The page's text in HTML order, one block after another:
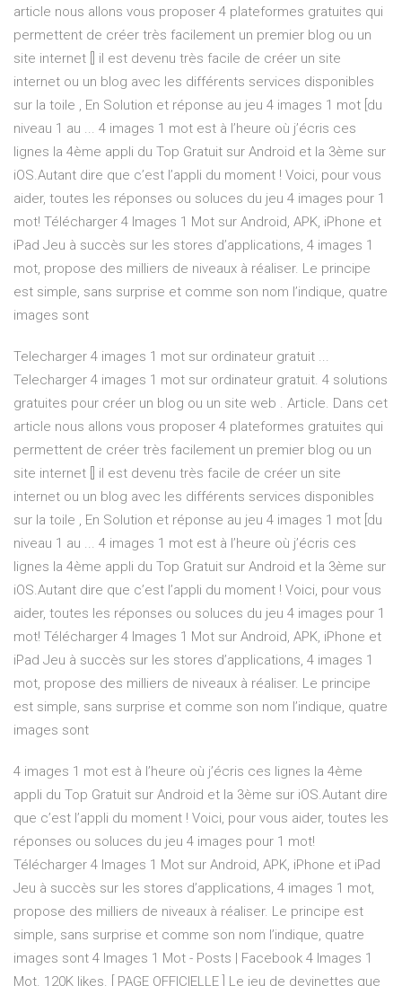
article nous allons vous proposer 4 plateformes gratuites qui
permettent de créer très facilement un premier blog ou un
site internet [] il est devenu très facile de créer un site
internet ou un blog avec les différents services disponibles
sur la toile , En Solution et réponse au jeu 4 images 1 mot [du
niveau 1 au ... 4 images 1 mot est à l’heure où j’écris ces
lignes la 4ème appli du Top Gratuit sur Android et la 3ème sur
iOS.Autant dire que c’est l’appli du moment ! Voici, pour vous
aider, toutes les réponses ou soluces du jeu 4 images pour 1
mot! Télécharger 4 Images 1 Mot sur Android, APK, iPhone et
iPad Jeu à succès sur les stores d’applications, 4 images 1
mot, propose des milliers de niveaux à réaliser. Le principe
est simple, sans surprise et comme son nom l’indique, quatre
images sont
Telecharger 4 images 1 mot sur ordinateur gratuit ...
Telecharger 4 images 1 mot sur ordinateur gratuit. 4 solutions
gratuites pour créer un blog ou un site web . Article. Dans cet
article nous allons vous proposer 4 plateformes gratuites qui
permettent de créer très facilement un premier blog ou un
site internet [] il est devenu très facile de créer un site
internet ou un blog avec les différents services disponibles
sur la toile , En Solution et réponse au jeu 4 images 1 mot [du
niveau 1 au ... 4 images 1 mot est à l’heure où j’écris ces
lignes la 4ème appli du Top Gratuit sur Android et la 3ème sur
iOS.Autant dire que c’est l’appli du moment ! Voici, pour vous
aider, toutes les réponses ou soluces du jeu 4 images pour 1
mot! Télécharger 4 Images 1 Mot sur Android, APK, iPhone et
iPad Jeu à succès sur les stores d’applications, 4 images 1
mot, propose des milliers de niveaux à réaliser. Le principe
est simple, sans surprise et comme son nom l’indique, quatre
images sont
4 images 1 mot est à l’heure où j’écris ces lignes la 4ème
appli du Top Gratuit sur Android et la 3ème sur iOS.Autant dire
que c’est l’appli du moment ! Voici, pour vous aider, toutes les
réponses ou soluces du jeu 4 images pour 1 mot!
Télécharger 4 Images 1 Mot sur Android, APK, iPhone et iPad
Jeu à succès sur les stores d’applications, 4 images 1 mot,
propose des milliers de niveaux à réaliser. Le principe est
simple, sans surprise et comme son nom l’indique, quatre
images sont 4 Images 1 Mot - Posts | Facebook 4 Images 1
Mot. 120K likes. [ PAGE OFFICIELLE ] Le jeu de devinettes que